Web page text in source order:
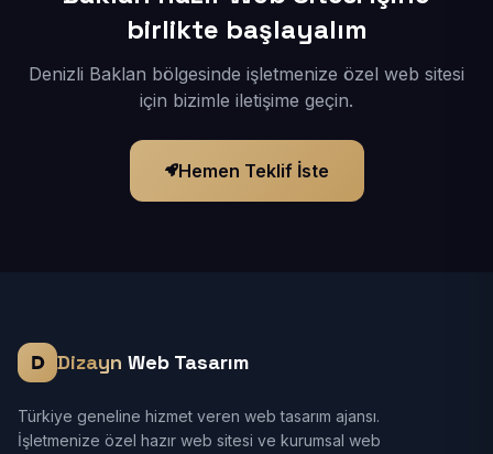
birlikte başlayalım
Denizli Baklan bölgesinde işletmenize özel web sitesi
için bizimle iletişime geçin.
Hemen Teklif İste
Dizayn Web Tasarım
Türkiye geneline hizmet veren web tasarım ajansı.
İşletmenize özel hazır web sitesi ve kurumsal web